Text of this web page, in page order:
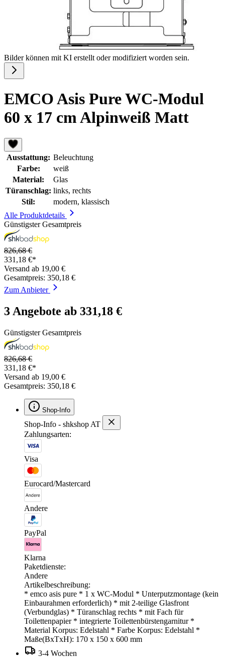
Bilder können mit KI erstellt oder modifiziert worden sein.
EMCO Asis Pure WC-Modul
60 x 17 cm Alpinweiß Matt
Ausstattung: Beleuchtung
Farbe:
weiß
Material:
Glas
Türanschlag: links, rechts
Stil:
modern, klassisch
Alle Produktdetails
Günstigster Gesamtpreis
826,68 €
331,18 €*
Versand ab 19,00 €
Gesamtpreis: 350,18 €
Zum Anbieter
3 Angebote ab 331,18 €
Günstigster Gesamtpreis
826,68 €
331,18 €*
Versand ab 19,00 €
Gesamtpreis: 350,18 €
Shop-Info
Shop-Info - shkshop AT
Zahlungsarten:
Visa
Eurocard/Mastercard
Andere
PayPal
Klarna
Paketdienste:
Andere
Artikelbeschreibung:
* emco asis pure * 1 x WC-Modul * Unterputzmontage (kein
Einbaurahmen erforderlich) * mit 2-teilige Glasfront
(Verbundglas) * Türanschlag rechts * mit Fach für
Toilettenpapier * integrierte Toilettenbürstengarnitur *
Material Korpus: Edelstahl * Farbe Korpus: Edelstahl *
Maße(BxTxH): 170 x 150 x 600 mm
3-4 Wochen